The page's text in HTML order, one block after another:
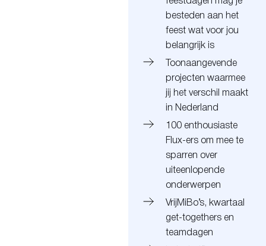
besteden aan het
feest wat voor jou
belangrijk is
Toonaangevende
projecten waarmee
jij het verschil maakt
in Nederland
100 enthousiaste
Flux-ers om mee te
sparren over
uiteenlopende
onderwerpen
VrijMiBo’s, kwartaal
get-togethers en
teamdagen